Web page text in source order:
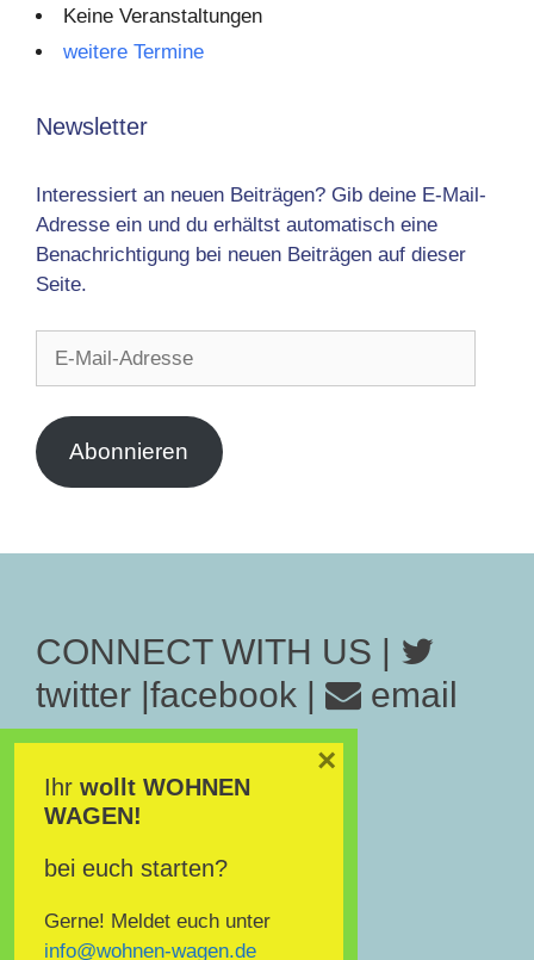
Keine Veranstaltungen
weitere Termine
Newsletter
Interessiert an neuen Beiträgen? Gib deine E-Mail-
Adresse ein und du erhältst automatisch eine
Benachrichtigung bei neuen Beiträgen auf dieser
Seite.
Abonnieren
CONNECT WITH US |
twitter |facebook | email
Ihr wollt WOHNEN
WAGEN!
bei euch starten?
Gerne! Meldet euch unter
info@wohnen-wagen.de
×